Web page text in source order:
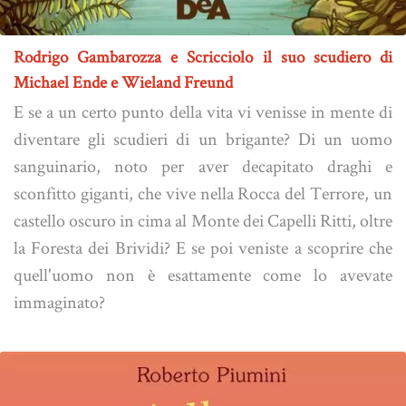
Rodrigo Gambarozza e Scricciolo il suo scudiero di
Michael Ende e Wieland Freund
E se a un certo punto della vita vi venisse in mente di
diventare gli scudieri di un brigante? Di un uomo
sanguinario, noto per aver decapitato draghi e
sconfitto giganti, che vive nella Rocca del Terrore, un
castello oscuro in cima al Monte dei Capelli Ritti, oltre
la Foresta dei Brividi? E se poi veniste a scoprire che
quell'uomo non è esattamente come lo avevate
immaginato?